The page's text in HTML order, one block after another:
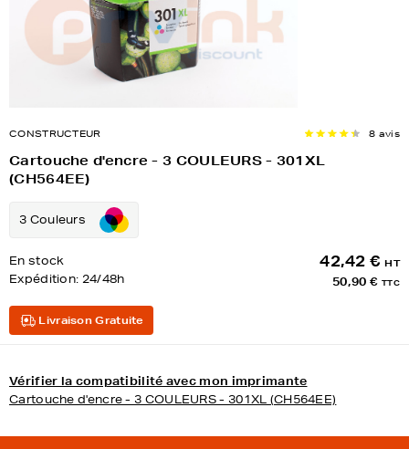
CONSTRUCTEUR 8 avis
Cartouche d'encre - 3 COULEURS - 301XL
(CH564EE)
3 Couleurs
En stock
Expédition: 24/48h
42,42 € HT
50,90 € TTC
Livraison Gratuite
Vérifier la compatibilité avec mon imprimante
Cartouche d'encre - 3 COULEURS - 301XL (CH564EE)